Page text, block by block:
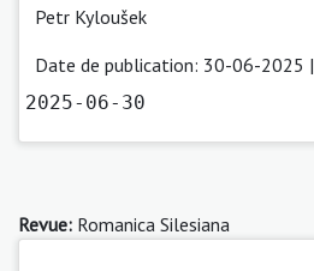
Petr Kyloušek
Date de publication: 30-06-2025 |
2025-06-30
Revue: Romanica Silesiana